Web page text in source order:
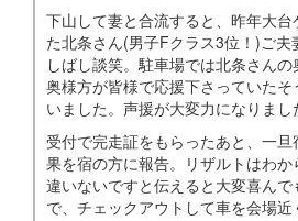
下山して妻と合流すると、昨年大
た北条さん(男子Fクラス3位！)ご夫
しばし談笑。駐車場では北条さん
奥様方が皆様で応援下さっていた
いました。声援が大変力になりまし
受付で完走証をもらったあと、一
果を宿の方に報告。リザルトはわ
違いないですと伝えると大変喜んで
で、チェックアウトして車を会場近